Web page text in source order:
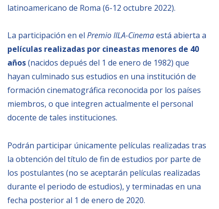
BIBLIOTECA
Biblioteca
OPORTUNIDADES
Convocatorias
Alta Formación
Para las empresas
Registro de proveedores
Contratos/Acuerdos/Grant
latinoamericano de Roma (6-12 octubre 2022).
La participación en el Premio IILA-Cinemaestá abierta a
películas realizadas por cineastas menores de 40
años(nacidos depués del 1 de enero de 1982) que
hayan culminado sus estudios en una institución de
formación cinematográfica reconocida por los países
miembros, o que integren actualmente el personal
docente de tales instituciones.
Podrán participar únicamente películas realizadas tras
la obtención del título de fin de estudios por parte de
los postulantes (no se aceptarán películas realizadas
durante el periodo de estudios), y terminadas en una
fecha posterior al 1 de enero de 2020.